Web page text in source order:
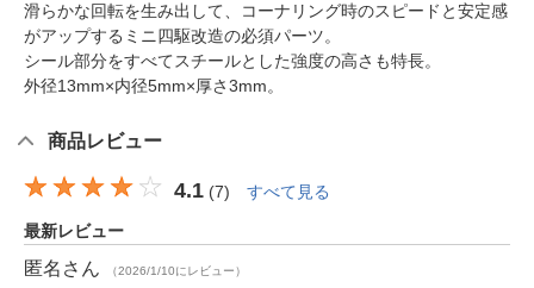
滑らかな回転を生み出して、コーナリング時のスピードと安定感
がアップするミニ四駆改造の必須パーツ。
シール部分をすべてスチールとした強度の高さも特長。
外径13mm×内径5mm×厚さ3mm。
商品レビュー
4.1 (7) すべて見る
最新レビュー
匿名 さん （2026/1/10にレビュー）